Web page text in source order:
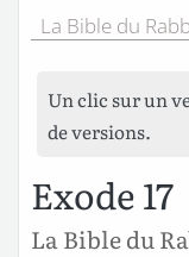
Un clic sur un
de versions.
Exode 17
La Bible du